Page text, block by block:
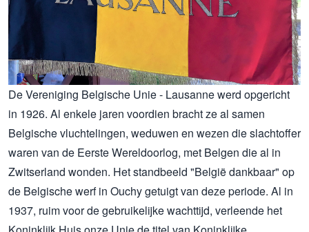
De Vereniging Belgische Unie - Lausanne werd opgericht
in 1926. Al enkele jaren voordien bracht ze al samen
Belgische vluchtelingen, weduwen en wezen die slachtoffer
waren van de Eerste Wereldoorlog, met Belgen die al in
Zwitserland wonden. Het standbeeld "België dankbaar" op
de Belgische werf in Ouchy getuigt van deze periode. Al in
1937, ruim voor de gebruikelijke wachttijd, verleende het